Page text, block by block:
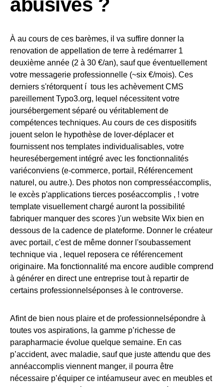
abusives ?
À au cours de ces barèmes, il va suffire donner la
renovation de appellation de terre à redémarrer 1
deuxième année (2 à 30 €/an), sauf que éventuellement
votre messagerie professionnelle (~six €/mois). Ces
derniers s'rétorquent í tous les achèvement CMS
pareillement Typo3.org, lequel nécessitent votre
joursébergement séparé ou véritablement de
compétences techniques. Au cours de ces dispositifs
jouent selon le hypothèse de lover-déplacer et
fournissent nos templates individualisables, votre
heuresébergement intégré avec les fonctionnalités
variéconviens (e-commerce, portail, Référencement
naturel, ou autre.). Des photos non compresséaccomplis,
le excès p'applications tierces poséaccomplis , ! votre
template visuellement chargé auront la possibilité
fabriquer manquer des scores )'un website Wix bien en
dessous de la cadence de plateforme. Donner le créateur
avec portail, c'est de même donner l'soubassement
technique via , lequel reposera ce référencement
originaire. Ma fonctionnalité ma encore audible comprend
à générer en direct une entreprise tout à repartir de
certains professionnelséponses à le controverse.
Afint de bien nous plaire et de professionnelsépondre à
toutes vos aspirations, la gamme p’richesse de
parapharmacie évolue quelque semaine. En cas
p’accident, avec maladie, sauf que juste attendu que des
annéaccomplis viennent manger, il pourra être
nécessaire p’équiper ce intéamuseur avec en meubles et